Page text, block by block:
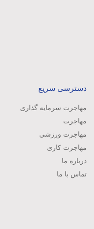
دسترسی سریع
مهاجرت سرمایه گذاری
مهاجرت
مهاجرت ورزشی
مهاجرت کاری
درباره ما
تماس با ما